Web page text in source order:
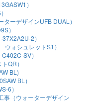
）
ーデザインUFB DUAL）
）
2）
ォシュレットS1）
SV）
QR）
BL)
BL）
6）
事（ウォーターデザイン